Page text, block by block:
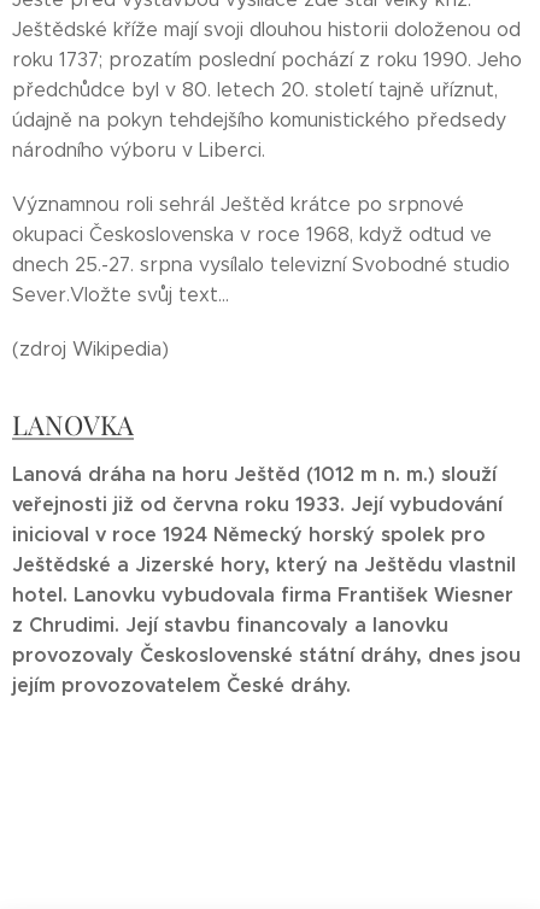
Ještědské kříže mají svoji dlouhou historii doloženou od
roku 1737; prozatím poslední pochází z roku 1990. Jeho
předchůdce byl v 80. letech 20. století tajně uříznut,
údajně na pokyn tehdejšího komunistického předsedy
národního výboru v Liberci.
Významnou roli sehrál Ještěd krátce po srpnové
okupaci Československa v roce 1968, když odtud ve
dnech 25.-27. srpna vysílalo televizní Svobodné studio
Sever.Vložte svůj text...
(zdroj Wikipedia)
LANOVKA
Lanová dráha na horu Ještěd (1012 m n. m.) slouží
veřejnosti již od června roku 1933. Její vybudování
inicioval v roce 1924 Německý horský spolek pro
Ještědské a Jizerské hory, který na Ještědu vlastnil
hotel. Lanovku vybudovala firma František Wiesner
z Chrudimi. Její stavbu financovaly a lanovku
provozovaly Československé státní dráhy, dnes jsou
jejím provozovatelem České dráhy.